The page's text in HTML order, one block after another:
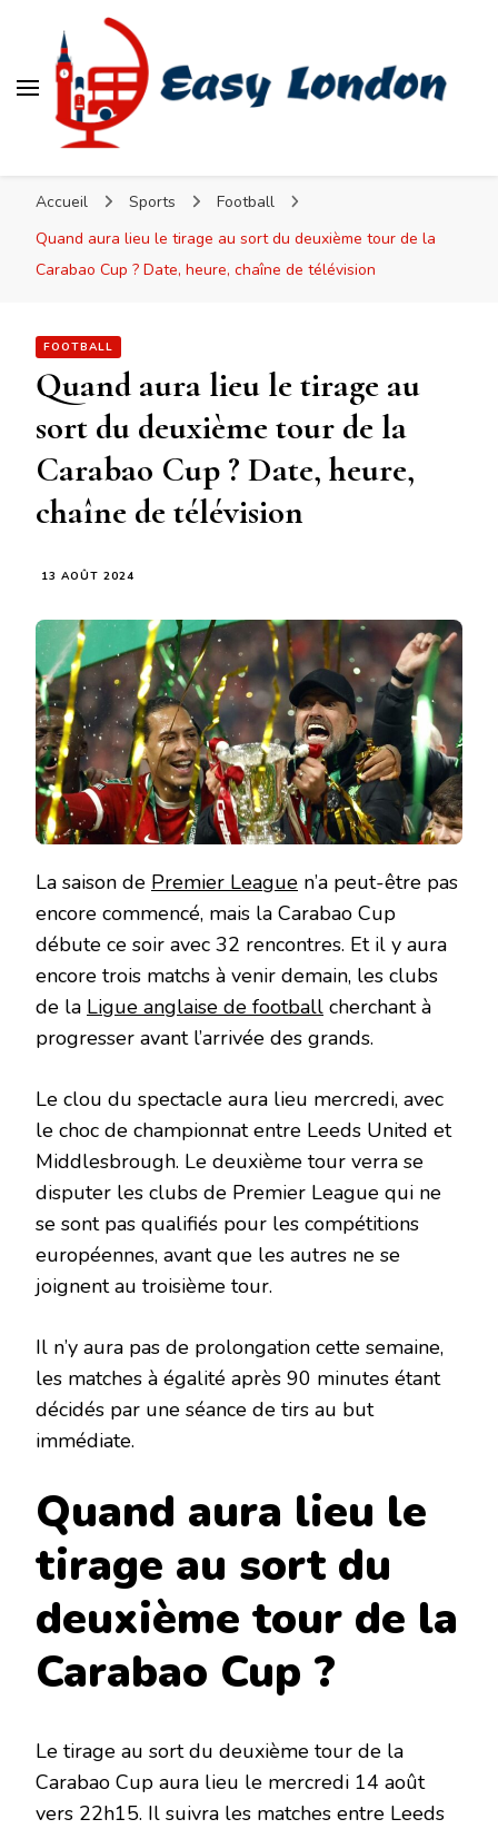
Accueil Sports
Football
Quand aura lieu le tirage au sort du deuxième tour de la
Carabao Cup ? Date, heure, chaîne de télévision
FOOTBALL
Quand aura lieu le tirage au
sort du deuxième tour de la
Carabao Cup ? Date, heure,
chaîne de télévision
13 AOÛT 2024
La saison de Premier League n’a peut-être pas
encore commencé, mais la Carabao Cup
débute ce soir avec 32 rencontres. Et il y aura
encore trois matchs à venir demain, les clubs
de la Ligue anglaise de football cherchant à
progresser avant l’arrivée des grands.
Le clou du spectacle aura lieu mercredi, avec
le choc de championnat entre Leeds United et
Middlesbrough. Le deuxième tour verra se
disputer les clubs de Premier League qui ne
se sont pas qualifiés pour les compétitions
européennes, avant que les autres ne se
joignent au troisième tour.
Il n’y aura pas de prolongation cette semaine,
les matches à égalité après 90 minutes étant
décidés par une séance de tirs au but
immédiate.
Quand aura lieu le
tirage au sort du
deuxième tour de la
Carabao Cup ?
Le tirage au sort du deuxième tour de la
Carabao Cup aura lieu le mercredi 14 août
vers 22h15. Il suivra les matches entre Leeds